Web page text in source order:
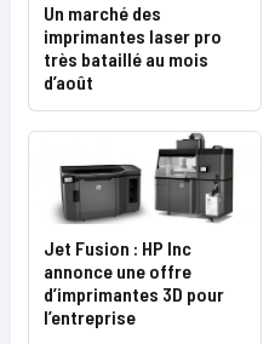
Un marché des
imprimantes laser pro
très bataillé au mois
d’août
Jet Fusion : HP Inc
annonce une offre
d’imprimantes 3D pour
l’entreprise